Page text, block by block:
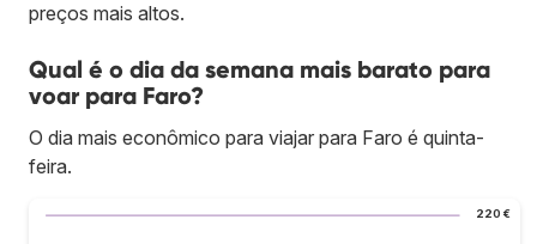
preços mais altos.
Qual é o dia da semana mais barato para
voar para Faro?
O dia mais econômico para viajar para Faro é quinta-
feira.
220 €